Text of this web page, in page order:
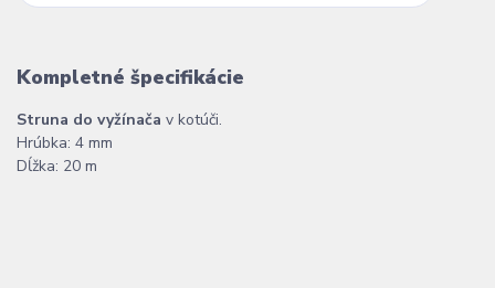
Kompletné špecifikácie
Struna do vyžínača v kotúči.
Hrúbka: 4 mm
Dĺžka: 20 m